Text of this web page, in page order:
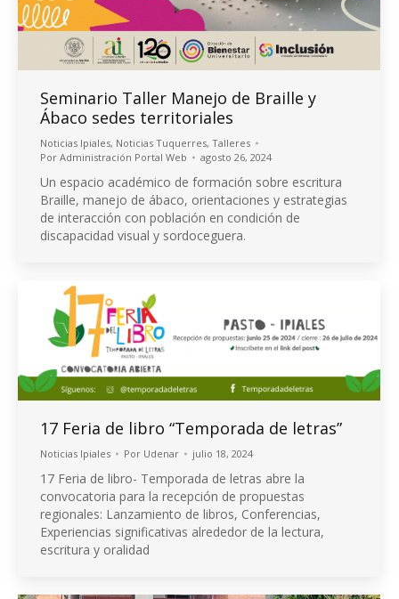
Seminario Taller Manejo de Braille y
Ábaco sedes territoriales
Noticias Ipiales, Noticias Tuquerres, Talleres
Por Administración Portal Web agosto 26, 2024
Un espacio académico de formación sobre escritura
Braille, manejo de ábaco, orientaciones y estrategias
de interacción con población en condición de
discapacidad visual y sordoceguera.
17 Feria de libro “Temporada de letras”
Noticias Ipiales Por Udenar julio 18, 2024
17 Feria de libro- Temporada de letras abre la
convocatoria para la recepción de propuestas
regionales: Lanzamiento de libros, Conferencias,
Experiencias significativas alrededor de la lectura,
escritura y oralidad